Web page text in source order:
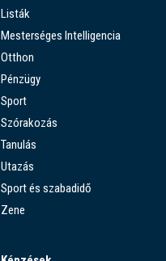
Listák
Mesterséges Intelligencia
Otthon
Pénzügy
Sport
Szórakozás
Tanulás
Utazás
Sport és szabadidő
Zene